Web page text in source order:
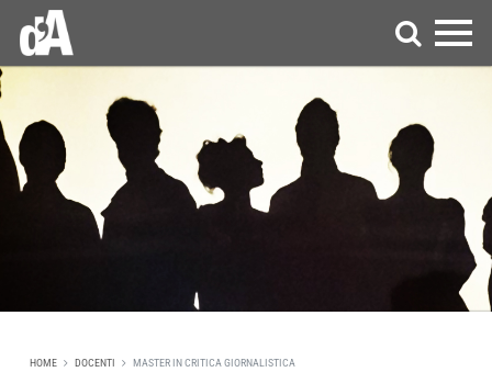
HOME DOCENTI MASTER IN CRITICA GIORNALISTICA